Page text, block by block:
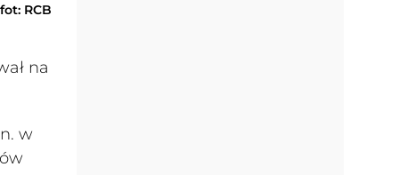
fot: RCB
na
w